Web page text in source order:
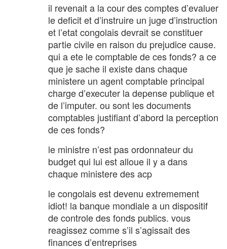
il revenait a la cour des comptes d’evaluer
le deficit et d’instruire un juge d’instruction
et l’etat congolais devrait se constituer
partie civile en raison du prejudice cause.
qui a ete le comptable de ces fonds? a ce
que je sache il existe dans chaque
ministere un agent comptable principal
charge d’executer la depense publique et
de l’imputer. ou sont les documents
comptables justifiant d’abord la perception
de ces fonds?
le ministre n’est pas ordonnateur du
budget qui lui est alloue il y a dans
chaque ministere des acp
le congolais est devenu extremement
idiot! la banque mondiale a un dispositif
de controle des fonds publics. vous
reagissez comme s’il s’agissait des
finances d’entreprises